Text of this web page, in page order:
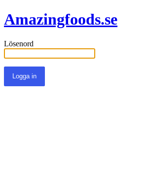
Amazingfoods.se
Lösenord